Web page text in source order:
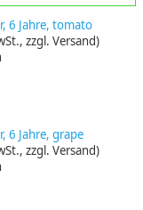
6 Jahre, tomato
zzgl. Versand)
6 Jahre, grape
zzgl. Versand)